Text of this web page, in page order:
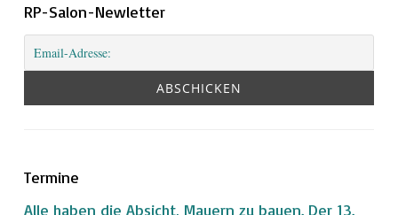
RP-Salon-Newletter
Termine
Alle haben die Absicht, Mauern zu bauen. Der 13.